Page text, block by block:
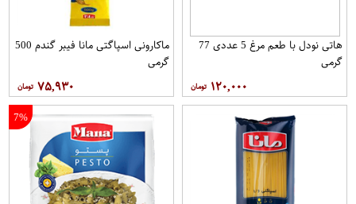
هاتی نودل با طعم مرغ 5 عددی 77
گرمی
۱۲۰,۰۰۰
ماکارونی اسپاگتی مانا فیبر گندم 500
گرمی
۷۵,۹۳۰
7%